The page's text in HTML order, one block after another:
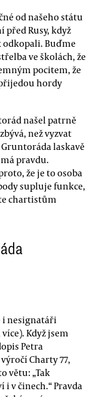
od našeho státu
před Rusy, když
odkopali. Buďme
ve školách, že
pocitem, že
hordy
našel patrně
než vyzvat
laskavě
pravdu.
že je to osoba
supluje funkce,
chartistům
i nesignatáři
Když jsem
Petra
Charty 77,
větu: „Tak
v činech.“ Pravda